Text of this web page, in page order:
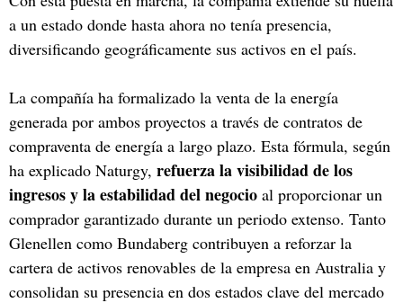
a un estado donde hasta ahora no tenía presencia,
diversificando geográficamente sus activos en el país.
La compañía ha formalizado la venta de la energía
generada por ambos proyectos a través de contratos de
compraventa de energía a largo plazo. Esta fórmula, según
ha explicado Naturgy, refuerza la visibilidad de los
ingresos y la estabilidad del negocio al proporcionar un
comprador garantizado durante un periodo extenso. Tanto
Glenellen como Bundaberg contribuyen a reforzar la
cartera de activos renovables de la empresa en Australia y
consolidan su presencia en dos estados clave del mercado